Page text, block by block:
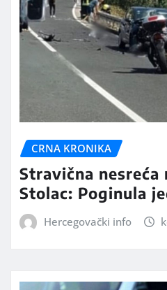
CRNA KRONIKA
Stravična nesreća
Stolac: Poginula
Hercegovački info